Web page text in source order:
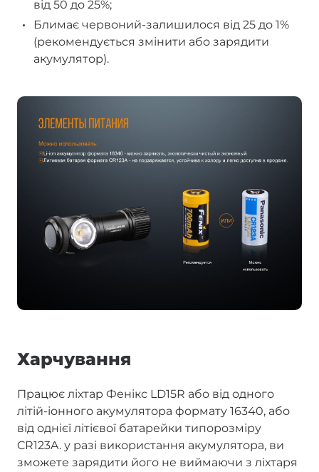
від 50 до 25%;
Блимає червоний-залишилося від 25 до 1%
(рекомендується змінити або зарядити
акумулятор).
Харчування
Працює ліхтар Фенікс LD15R або від одного
літій-іонного акумулятора формату 16340, або
від однієї літієвої батарейки типорозміру
CR123A. у разі використання акумулятора, ви
зможете зарядити його не виймаючи з ліхтаря